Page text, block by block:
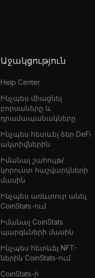
Աջակցություն
Help Center
Ինչպես միացնել
բորսաները և
դրամապանակները
Ինչպես հետևել ձեր DeFi
ակտիվներին
Իմանալ շահույթ/
կորուստ հաշվարկների
մասին
Ինչպես առևտուր անել
CoinStats-ում
Իմանալ CoinStats
պարգևների մասին
Ինչպես հետևել NFT-
ներին CoinStats-ում
CoinStats-ի